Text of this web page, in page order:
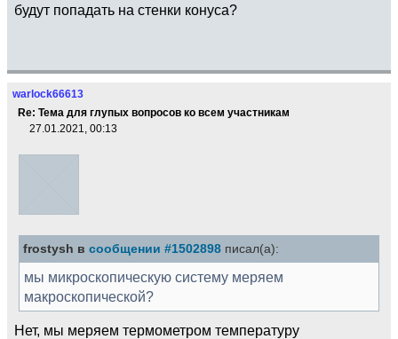
будут попадать на стенки конуса?
warlock66613
Re: Тема для глупых вопросов ко всем участникам
27.01.2021, 00:13
frostysh в сообщении #1502898 писал(а):
мы микроскопическую систему меряем
макроскопической?
Нет, мы меряем термометром температуру